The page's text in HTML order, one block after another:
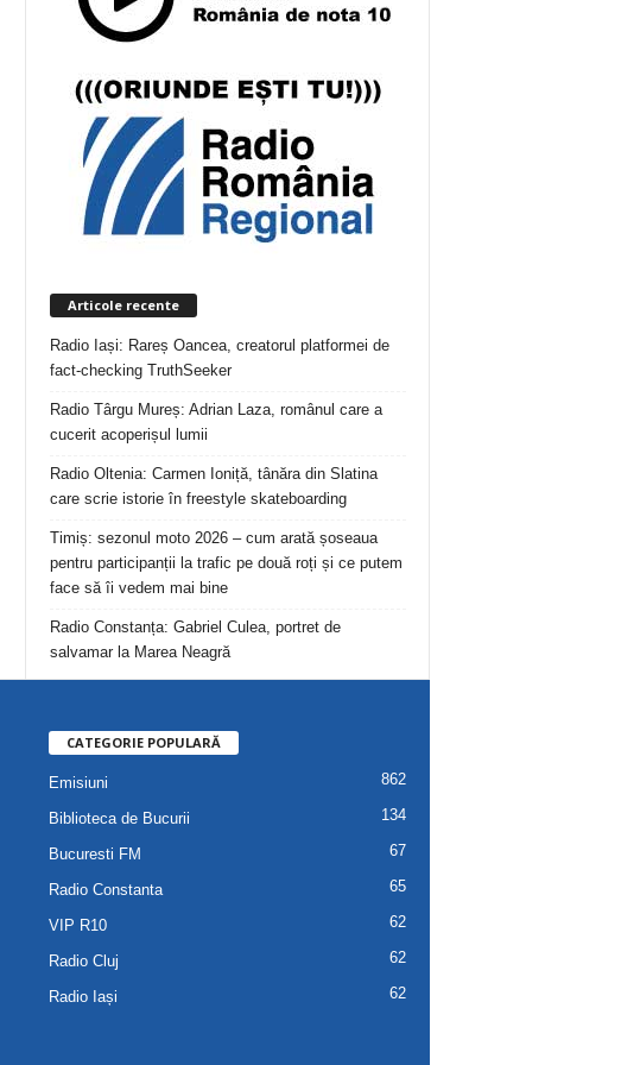
Articole recente
Radio Iași: Rareș Oancea, creatorul platformei de
fact-checking TruthSeeker
Radio Târgu Mureș: Adrian Laza, românul care a
cucerit acoperișul lumii
Radio Oltenia: Carmen Ioniță, tânăra din Slatina
care scrie istorie în freestyle skateboarding
Timiș: sezonul moto 2026 – cum arată șoseaua
pentru participanții la trafic pe două roți și ce putem
face să îi vedem mai bine
Radio Constanța: Gabriel Culea, portret de
salvamar la Marea Neagră
CATEGORIE POPULARĂ
Emisiuni 862
Biblioteca de Bucurii 134
Bucuresti FM 67
Radio Constanta 65
VIP R10 62
Radio Cluj 62
Radio Iași 62